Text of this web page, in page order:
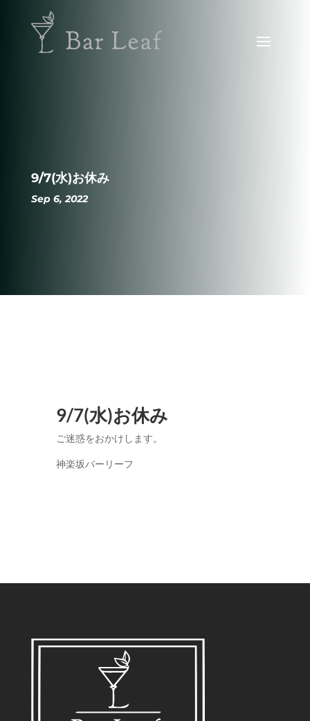
9/7(水)お休み
Sep 6, 2022
9/7(水)お休み
ご迷惑をおかけします。
神楽坂バーリーフ